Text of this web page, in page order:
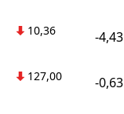
10,36 -4,43
127,00 -0,63